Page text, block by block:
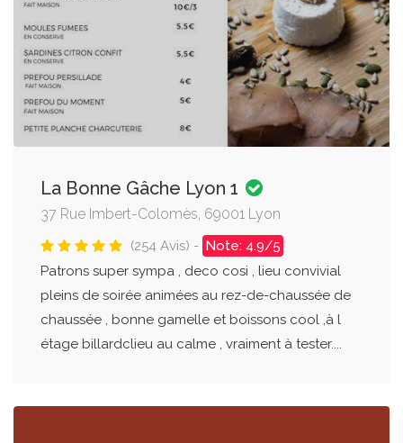
La Bonne Gâche Lyon 1
37 Rue Imbert-Colomès, 69001 Lyon
(254 Avis) - Note: 4.9/5
Patrons super sympa , deco cosi , lieu convivial
pleins de soirée animées au rez-de-chaussée de
chaussée , bonne gamelle et boissons cool ,à l
étage billardclieu au calme , vraiment à tester....